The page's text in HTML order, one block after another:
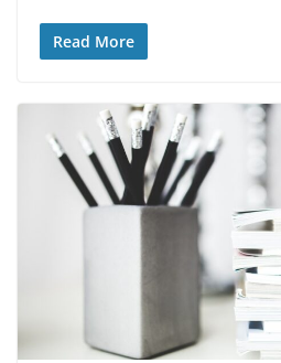
Read More